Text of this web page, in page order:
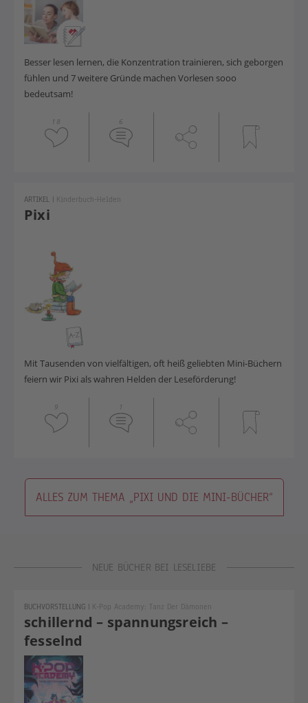
Besser lesen lernen, die Konzentration trainieren, sich geborgen
fühlen und 7 weitere Gründe machen Vorlesen sooo
bedeutsam!
18 6
Pixi
ARTIKEL | Kinderbuch-Helden
Mit Tausenden von vielfältigen, oft heiß geliebten Mini-Büchern
feiern wir Pixi als wahren Helden der Leseförderung!
9 1
ALLES ZUM THEMA „PIXI UND DIE MINI-BÜCHER“
NEUE BÜCHER BEI LESELIEBE
schillernd – spannungsreich –
fesselnd
BUCHVORSTELLUNG | K-Pop Academy: Tanz Der Dämonen